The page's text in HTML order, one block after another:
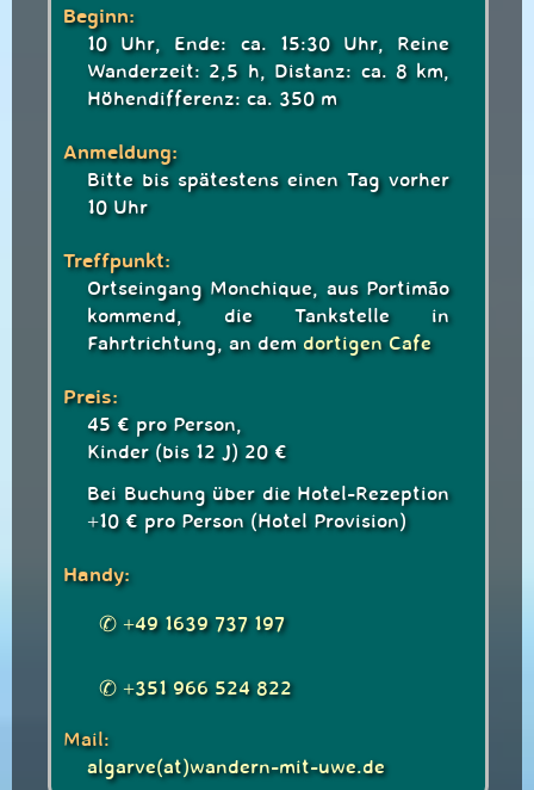
Beginn:
10 Uhr, Ende: ca. 15:30 Uhr, Reine
Wanderzeit: 2,5 h, Distanz: ca. 8 km,
Höhendifferenz: ca. 350 m
Anmeldung:
Bitte bis spätestens einen Tag vorher
10 Uhr
Treffpunkt:
Ortseingang Monchique, aus Portimão
kommend, die Tankstelle in
Fahrtrichtung, an demdortigen Cafe
Preis:
45 € pro Person,
Kinder (bis 12 J) 20 €
Bei Buchung über die Hotel-Rezeption
+10 € pro Person (Hotel Provision)
Handy:
✆ +49 1639 737 197
✆ +351 966 524 822
Mail:
algarve(at)wandern-mit-uwe.de